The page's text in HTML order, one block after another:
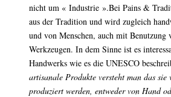
nicht um « Industrie ».Bei Pains &
aus der Tradition und wird zugleich
und von Menschen, auch mit Benutzung
Werkzeugen. In dem Sinne ist es
Handwerks wie es die UNESCO
artisanale Produkte versteht man das sie
produziert werden, entweder von Hand